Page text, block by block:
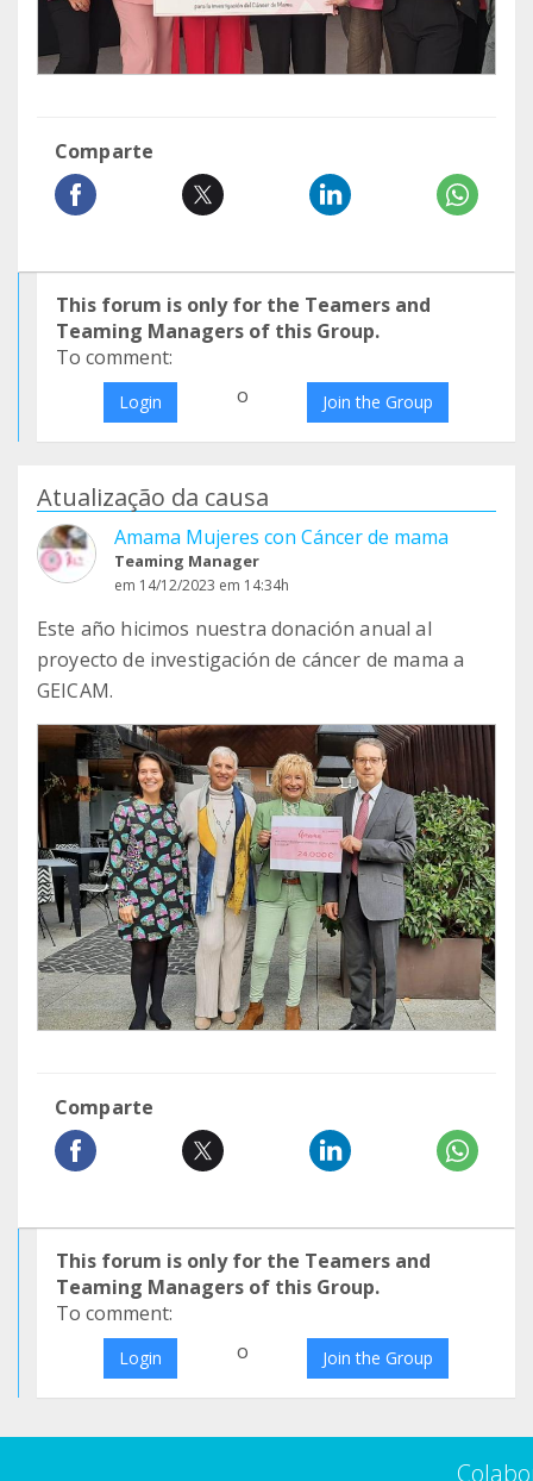
Comparte
This forum is only for the Teamers and
Teaming Managers of this Group.
To comment:
Login o Join the Group
Atualização da causa
Amama Mujeres con Cáncer de mama
Teaming Manager
em 14/12/2023 em 14:34h
Este año hicimos nuestra donación anual al
proyecto de investigación de cáncer de mama a
GEICAM.
Comparte
This forum is only for the Teamers and
Teaming Managers of this Group.
To comment:
Login o Join the Group